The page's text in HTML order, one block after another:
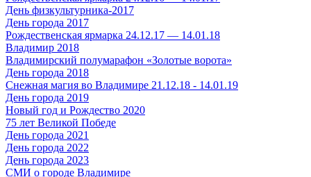
День физкультурника-2017
День города 2017
Рождественская ярмарка 24.12.17 — 14.01.18
Владимир 2018
Владимирский полумарафон «Золотые ворота»
День города 2018
Снежная магия во Владимире 21.12.18 - 14.01.19
День города 2019
Новый год и Рождество 2020
75 лет Великой Победе
День города 2021
День города 2022
День города 2023
СМИ о городе Владимире